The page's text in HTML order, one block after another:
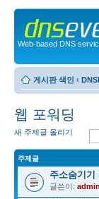
Web-based DNS
게시판 색인 ‹
웹 포워딩
새 주제글 올리기
주제글
주소숨기
글쓴이: admin